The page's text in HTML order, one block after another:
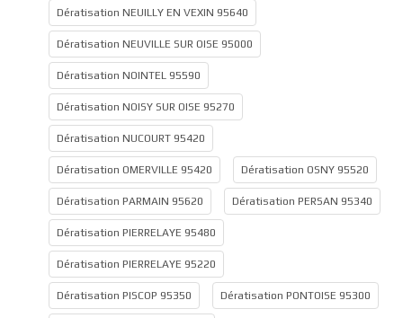
Dératisation NEUILLY EN VEXIN 95640
Dératisation NEUVILLE SUR OISE 95000
Dératisation NOINTEL 95590
Dératisation NOISY SUR OISE 95270
Dératisation NUCOURT 95420
Dératisation OMERVILLE 95420 Dératisation OSNY 95520
Dératisation PARMAIN 95620 Dératisation PERSAN 95340
Dératisation PIERRELAYE 95480
Dératisation PIERRELAYE 95220
Dératisation PISCOP 95350 Dératisation PONTOISE 95300